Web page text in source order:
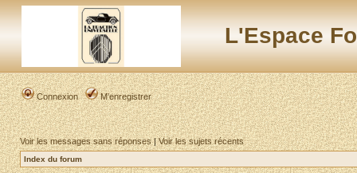
L'Espace
Connexion M’enregistrer
Voir les messages sans réponses|Voir les sujets récents
Index du forum